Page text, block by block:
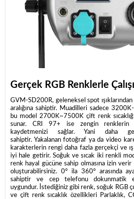
Gerçek RGB Renklerle
GVM-SD200R, geleneksel spot ışıklarından
aralığına sahiptir. Muadilleri sadece
bu model2700K~7500K çift renk
sunar. CRI 97+ ise zengin renklerin
kaydetmenizi sağlar. Yani daha
sahiptir. Yakalanan fotoğraf ya da video
karakterlerin rengi daha fazla gerçekçi ve
iyi hale getirir. Soğuk ve sıcak iki renkli
renk hayal gücüne sahip olmasına izin verir
oluşturabilirsiniz. 0° ila 360° arasında
sahiptir ve cep telefonu dokunmatik
uygundur. İstediğiniz gibi renk, soğuk RGB
ve çift renk sıcaklık özellikleri Parlaklık,